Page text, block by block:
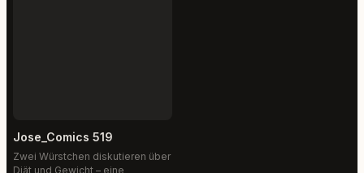
Jose_Comics 519
Zwei Würstchen diskutieren über
Diät und Gewicht – eine